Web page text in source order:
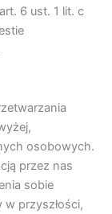
6 ust. 1 lit. c
osobowych.
przez nas
sobie
przyszłości,